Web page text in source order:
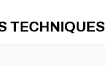
TECHNIQUES